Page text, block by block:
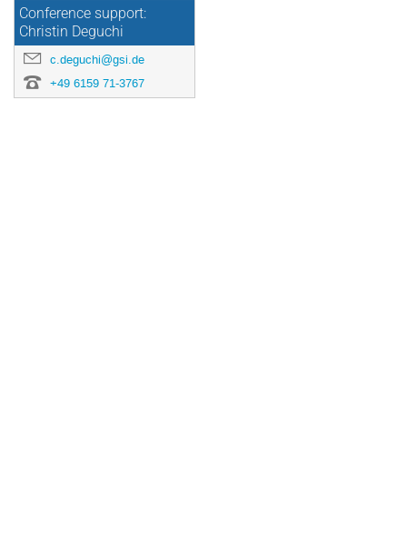
Conference support:
Christin Deguchi
c.deguchi@gsi.de
+49 6159 71-3767